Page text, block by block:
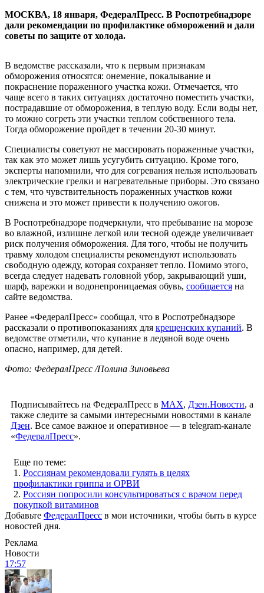
МОСКВА, 18 января, ФедералПресс. В Роспотребнадзоре
дали рекомендации по профилактике обморожений и дали
советы по защите от холода.
В ведомстве рассказали, что к первым признакам
обморожения относятся: онемение, покалывание и
покраснение пораженного участка кожи. Отмечается, что
чаще всего в таких ситуациях достаточно поместить участки,
пострадавшие от обморожения, в теплую воду. Если воды нет,
то можно согреть эти участки теплом собственного тела.
Тогда обморожение пройдет в течении 20-30 минут.
Специалисты советуют не массировать пораженные участки,
так как это может лишь усугубить ситуацию. Кроме того,
эксперты напомнили, что для согревания нельзя использовать
электрические грелки и нагревательные приборы. Это связано
с тем, что чувствительность пораженных участков кожи
снижена и это может привести к получению ожогов.
В Роспотребнадзоре подчеркнули, что пребывание на морозе
во влажной, излишне легкой или тесной одежде увеличивает
риск получения обморожения. Для того, чтобы не получить
травму холодом специалисты рекомендуют использовать
свободную одежду, которая сохраняет тепло. Помимо этого,
всегда следует надевать головной убор, закрывающий уши,
шарф, варежки и водонепроницаемая обувь, сообщается на
сайте ведомства.
Ранее «ФедералПресс» сообщал, что в Роспотребнадзоре
рассказали о противопоказаниях для крещенских купаний. В
ведомстве отметили, что купание в ледяной воде очень
опасно, например, для детей.
Фото: ФедералПресс /Полина Зиновьева
Подписывайтесь на ФедералПресс в МАХ, Дзен.Новости, а
также следите за самыми интересными новостями в канале
Дзен. Все самое важное и оперативное — в telegram-канале
«ФедералПресс».
Еще по теме:
1. Россиянам рекомендовали гулять в целях
профилактики гриппа и ОРВИ
2. Россиян попросили консультироваться с врачом перед
покупкой витаминов
Добавьте ФедералПресс в мои источники, чтобы быть в курсе
новостей дня.
Реклама
Новости
17:57